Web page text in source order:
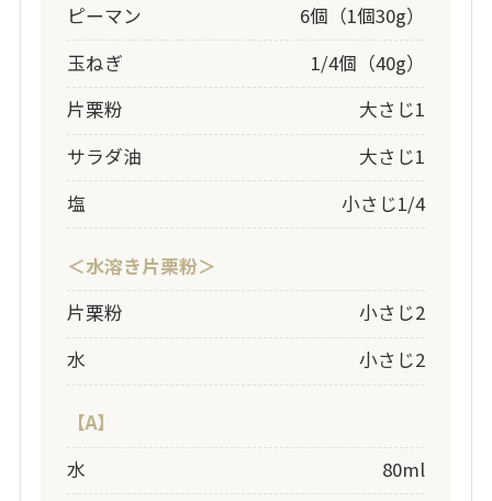
ピーマン
6個（1個30g）
玉ねぎ
1/4個（40g）
片栗粉
大さじ1
サラダ油
大さじ1
塩
小さじ1/4
＜水溶き片栗粉＞
片栗粉
小さじ2
水
小さじ2
【A】
水
80ml